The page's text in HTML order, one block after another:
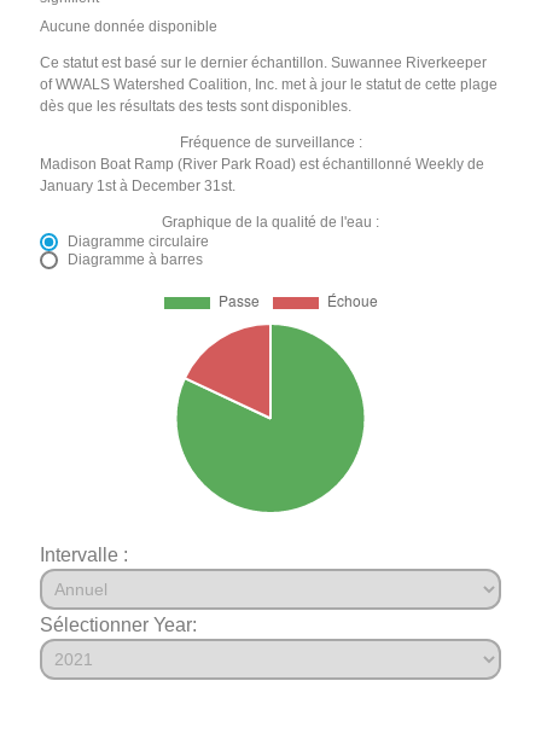
Aucune donnée disponible
Ce statut est basé sur le dernier échantillon. Suwannee Riverkeeper
of WWALS Watershed Coalition, Inc. met à jour le statut de cette plage
dès que les résultats des tests sont disponibles.
Fréquence de surveillance :
Madison Boat Ramp (River Park Road) est échantillonné Weekly de
January 1st à December 31st.
Graphique de la qualité de l'eau :
Diagramme circulaire
Diagramme à barres
Intervalle :
Sélectionner Year: